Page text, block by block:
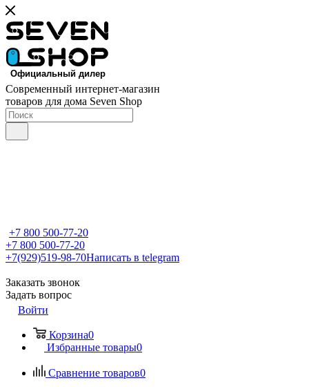
Современный интернет-магазин
товаров для дома Seven Shop
+7 800 500-77-20
+7 800 500-77-20
+7(929)519-98-70Написать в telegram
Заказать звонок
Задать вопрос
Войти
Корзина0
Избранные товары0
Сравнение товаров0